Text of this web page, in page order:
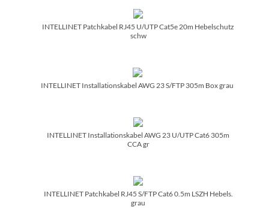
INTELLINET Patchkabel RJ45 U/­UTP Cat5e 20m Hebelschutz
schw
INTELLINET Installationskabel AWG 23 S/­FTP 305m Box grau
INTELLINET Installationskabel AWG 23 U/­UTP Cat6 305m
CCA gr
INTELLINET Patchkabel RJ45 S/­FTP Cat6 0.5m LSZH Hebels.
grau